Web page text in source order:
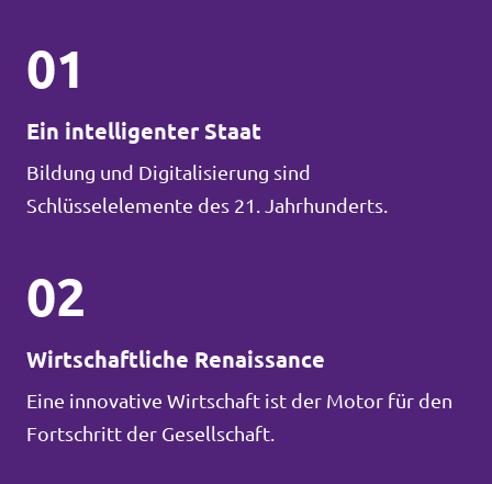
01
Ein intelligenter Staat
Bildung und Digitalisierung sind
Schlüsselelemente des 21. Jahrhunderts.
02
Wirtschaftliche Renaissance
Eine innovative Wirtschaft ist der Motor für den
Fortschritt der Gesellschaft.